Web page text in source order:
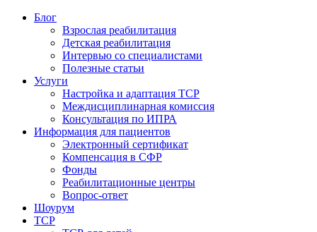
Блог
Взрослая реабилитация
Детская реабилитация
Интервью со специалистами
Полезные статьи
Услуги
Настройка и адаптация ТСР
Междисциплинарная комиссия
Консультация по ИПРА
Информация для пациентов
Электронный сертификат
Компенсация в СФР
Фонды
Реабилитационные центры
Вопрос-ответ
Шоурум
ТСР